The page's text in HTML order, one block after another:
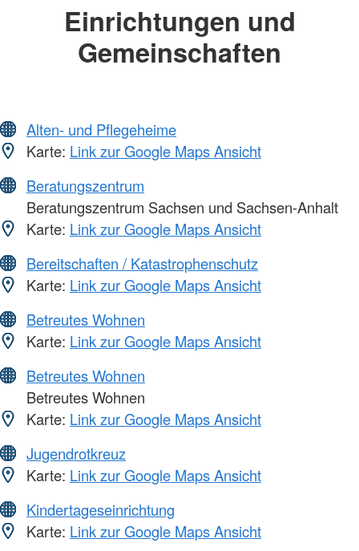
Einrichtungen und
Gemeinschaften
Alten- und Pflegeheime
Karte: Link zur Google Maps Ansicht
Beratungszentrum
Beratungszentrum Sachsen und Sachsen-Anhalt
Karte: Link zur Google Maps Ansicht
Bereitschaften / Katastrophenschutz
Karte: Link zur Google Maps Ansicht
Betreutes Wohnen
Karte: Link zur Google Maps Ansicht
Betreutes Wohnen
Betreutes Wohnen
Karte: Link zur Google Maps Ansicht
Jugendrotkreuz
Karte: Link zur Google Maps Ansicht
Kindertageseinrichtung
Karte: Link zur Google Maps Ansicht